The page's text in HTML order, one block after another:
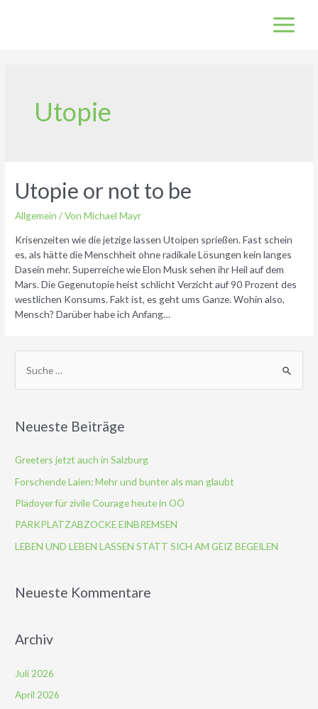
Main
Utopie
Utopie or not to be
Allgemein / VonMichael Mayr
Krisenzeiten wie die jetzige lassen Utoipen sprießen. Fast schein
es, als hätte die Menschheit ohne radikale Lösungen kein langes
Dasein mehr. Superreiche wie Elon Musk sehen ihr Heil auf dem
Mars. Die Gegenutopie heist schlicht Verzicht auf 90 Prozent des
westlichen Konsums. Fakt ist, es geht ums Ganze. Wohin also,
Mensch? Darüber habe ich Anfang…
n
h
:
Neueste Beiträge
Greeters jetzt auch in Salzburg
Forschende Laien: Mehr und bunter als man glaubt
Plädoyer für zivile Courage heute in OÖ
PARKPLATZABZOCKE EINBREMSEN
LEBEN UND LEBEN LASSEN STATT SICH AM GEIZ BEGEILEN
Neueste Kommentare
Archiv
Juli 2026
April 2026